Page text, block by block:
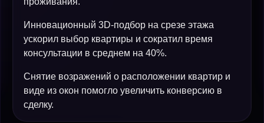
Инновационный 3D-подбор на срезе этажа
ускорил выбор квартиры и сократил время
консультации в среднем на 40%.
Снятие возражений о расположении квартир и
виде из окон помогло увеличить конверсию в
сделку.